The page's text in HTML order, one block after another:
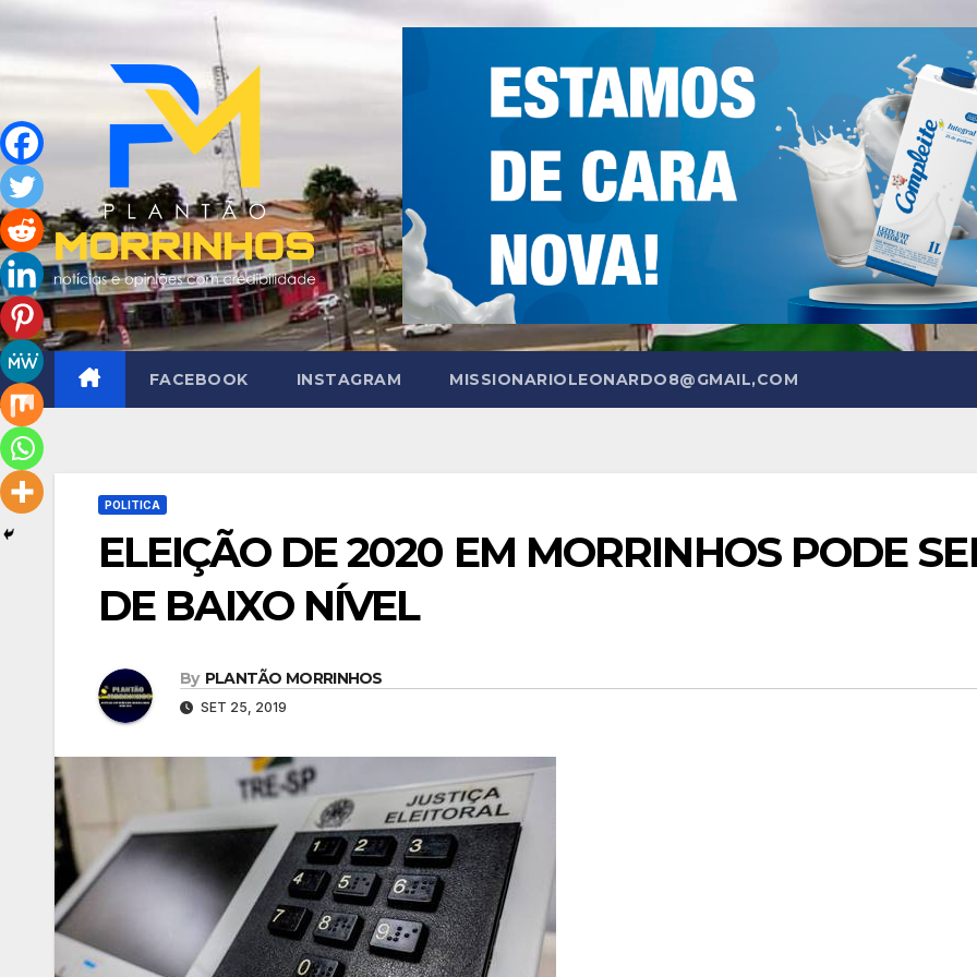
Skip
to
content
FACEBOOK INSTAGRAM MISSIONARIOLEONARDO8@GMAIL,COM
POLITICA
ELEIÇÃO DE 2020 EM MORRINHOS PODE
DE BAIXO NÍVEL
By PLANTÃO MORRINHOS
SET 25, 2019